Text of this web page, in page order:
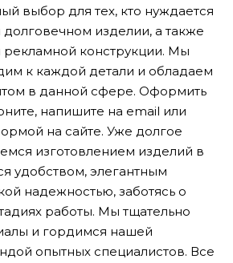
выбор для тех, кто нуждается
изделии, а также
рекламной конструкции. Мы
к каждой детали и обладаем
в данной сфере. Оформить
напишите на email или
на сайте. Уже долгое
изготовлением изделий в
удобством, элегантным
надежностью, заботясь о
работы. Мы тщательно
и гордимся нашей
опытных специалистов. Все